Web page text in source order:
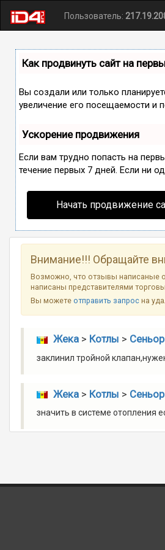
Пользователь:
Как продвинуть сайт на
Вы создали или только
увеличение его посещаемости и
Ускорение продвижения
Если вам трудно попасть на
течение первых 7 дней. Если ни
Начать продвижение
Внимание!!! Обращайте
Возможно, что отзывы написаные
написаны представителями
Вы можетеотправить запрос на
Жека> Котлы >
заклинил тройной
Жека> Котлы >
значить в системе отопления